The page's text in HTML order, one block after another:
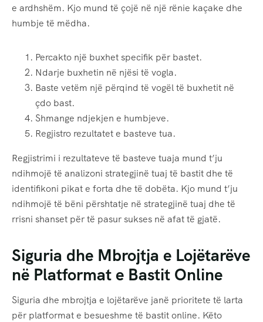
e ardhshëm. Kjo mund të çojë në një rënie kaçake dhe
humbje të mëdha.
Percakto një buxhet specifik për bastet.
Ndarje buxhetin në njësi të vogla.
Baste vetëm një përqind të vogël të buxhetit në
çdo bast.
Shmange ndjekjen e humbjeve.
Regjistro rezultatet e basteve tua.
Regjistrimi i rezultateve të basteve tuaja mund t’ju
ndihmojë të analizoni strategjinë tuaj të bastit dhe të
identifikoni pikat e forta dhe të dobëta. Kjo mund t’ju
ndihmojë të bëni përshtatje në strategjinë tuaj dhe të
rrisni shanset për të pasur sukses në afat të gjatë.
Siguria dhe Mbrojtja e Lojëtarëve
në Platformat e Bastit Online
Siguria dhe mbrojtja e lojëtarëve janë prioritete të larta
për platformat e besueshme të bastit online. Këto